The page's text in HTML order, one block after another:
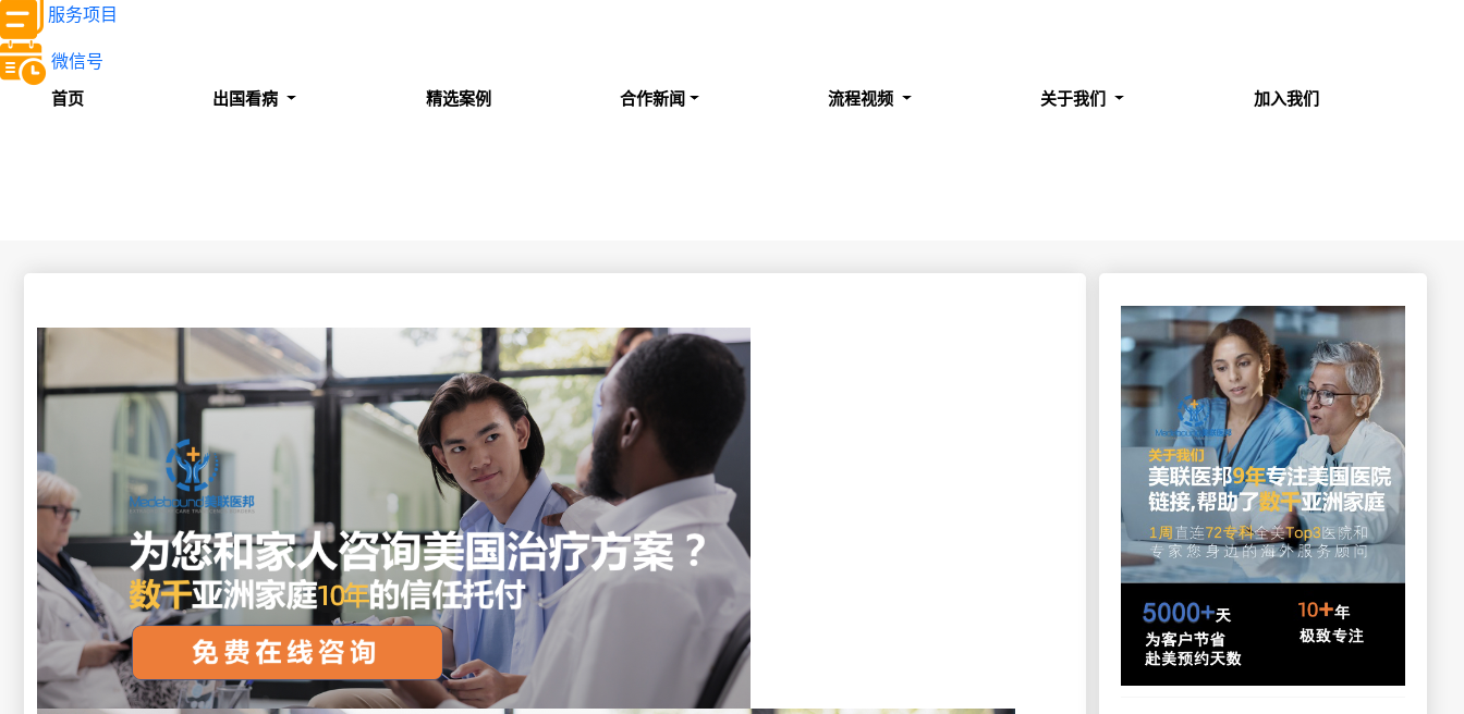
服务项目
微信号
首页 出国看病 精选案例 合作新闻 流程视频 关于我们 加入我们